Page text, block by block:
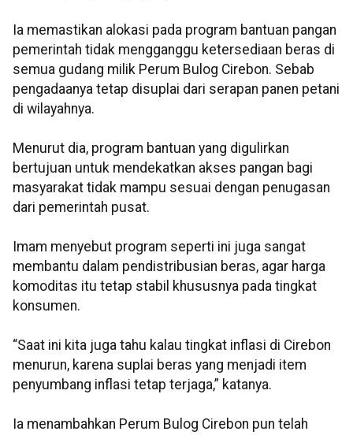
Ia memastikan alokasi pada program bantuan pangan
pemerintah tidak mengganggu ketersediaan beras di
semua gudang milik Perum Bulog Cirebon. Sebab
pengadaanya tetap disuplai dari serapan panen petani
di wilayahnya.
Menurut dia, program bantuan yang digulirkan
bertujuan untuk mendekatkan akses pangan bagi
masyarakat tidak mampu sesuai dengan penugasan
dari pemerintah pusat.
Imam menyebut program seperti ini juga sangat
membantu dalam pendistribusian beras, agar harga
komoditas itu tetap stabil khususnya pada tingkat
konsumen.
“Saat ini kita juga tahu kalau tingkat inflasi di Cirebon
menurun, karena suplai beras yang menjadi item
penyumbang inflasi tetap terjaga,” katanya.
Ia menambahkan Perum Bulog Cirebon pun telah